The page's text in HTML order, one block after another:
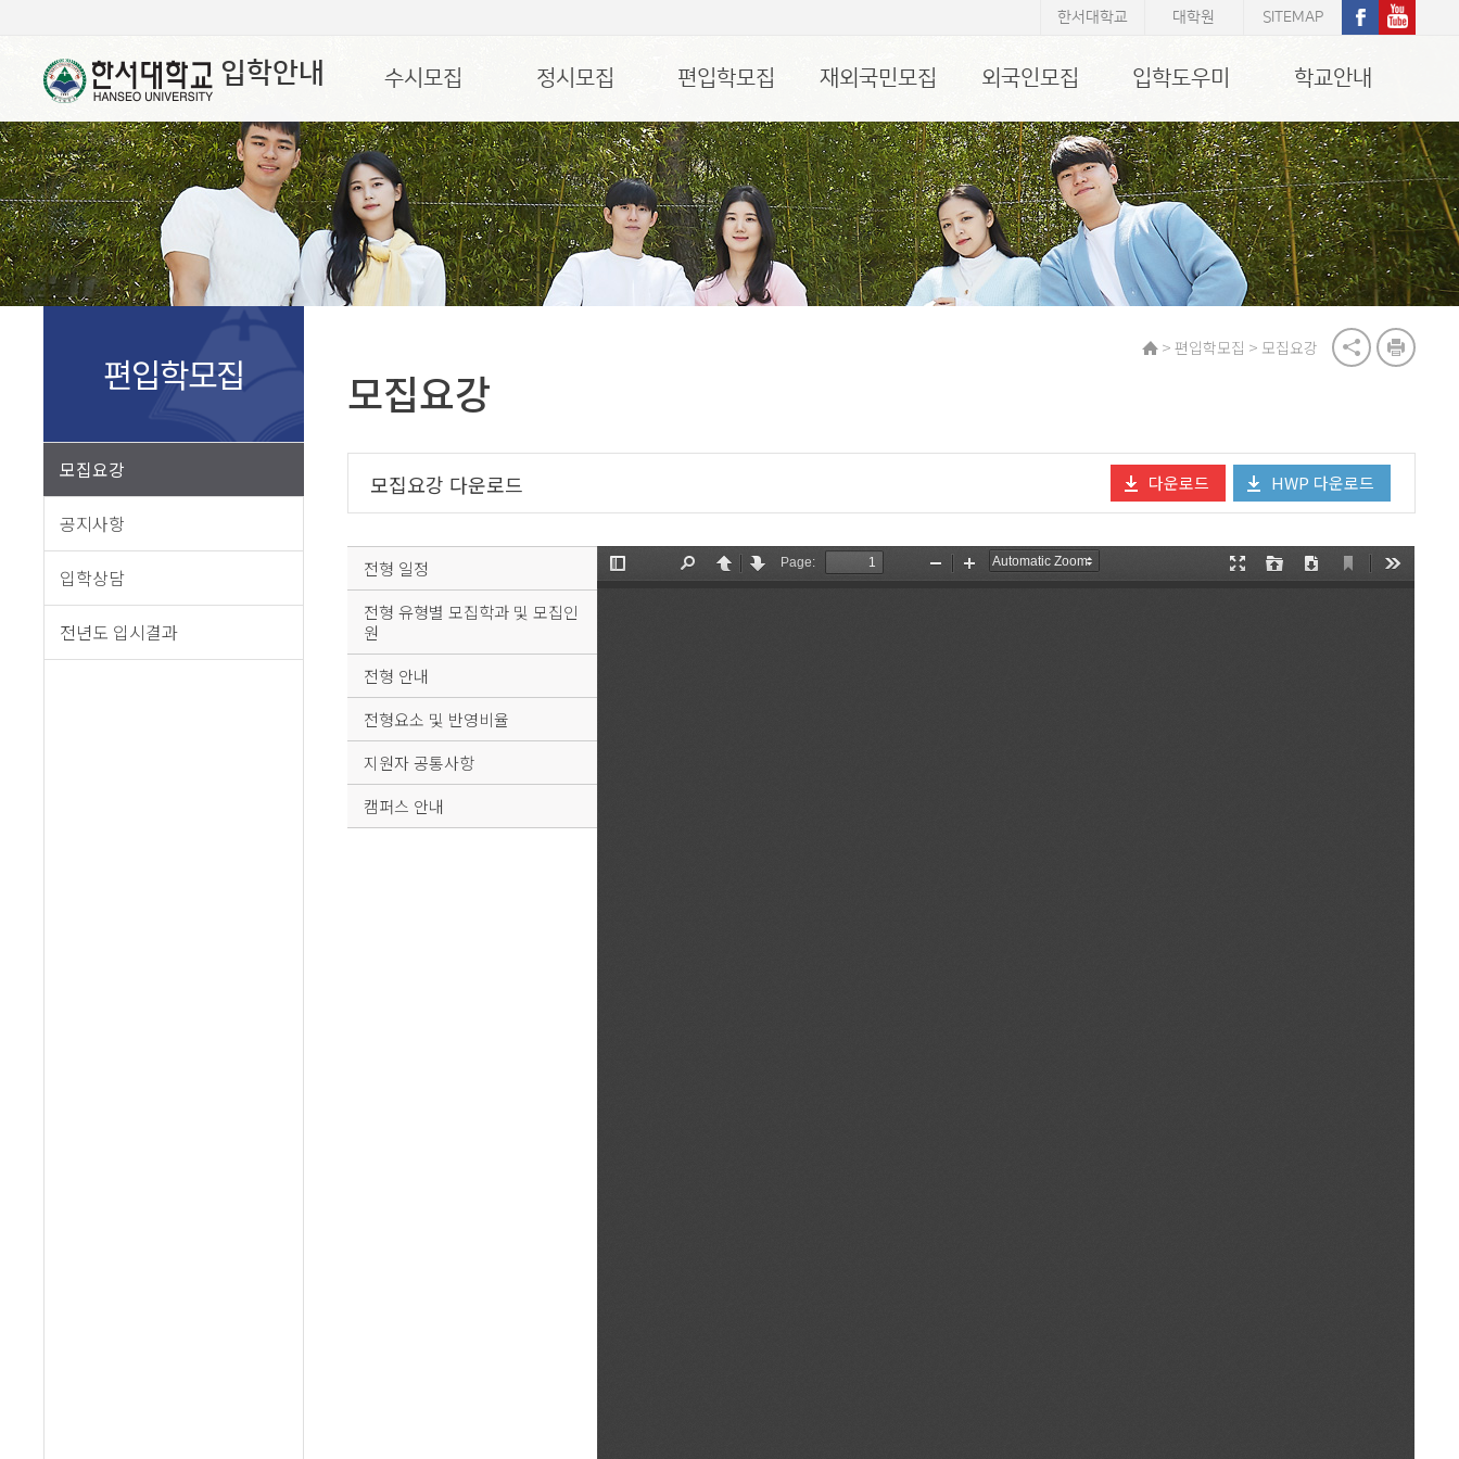
입학안내
한서대학교 대학원 SITEMAP
수시모집 정시모집 편입학모집 재외국민모집 외국인모집 입학도우미 학교안내
편입학모집
모집요강
공지사항
입학상담
전년도 입시결과
> 편입학모집 > 모집요강
모집요강
모집요강 다운로드 다운로드 HWP 다운로드
전형 일정
전형 유형별 모집학과 및 모집인
원
전형 안내
전형요소 및 반영비율
지원자 공통사항
캠퍼스 안내